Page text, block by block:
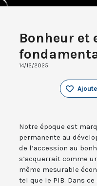
Bonheur et
14/12/2025
Notre époque est
permanente au
de l’accession au
s’acquerrait comme
même mesurable
tel que le PIB. Dans